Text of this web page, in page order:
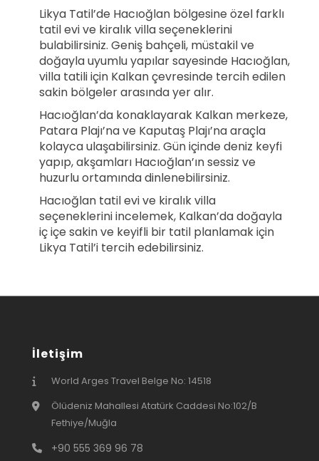
Likya Tatil’de Hacıoğlan bölgesine özel farklı
tatil evi ve kiralık villa seçeneklerini
bulabilirsiniz. Geniş bahçeli, müstakil ve
doğayla uyumlu yapılar sayesinde Hacıoğlan,
villa tatili için Kalkan çevresinde tercih edilen
sakin bölgeler arasında yer alır.
Hacıoğlan’da konaklayarak Kalkan merkeze,
Patara Plajı’na ve Kaputaş Plajı’na araçla
kolayca ulaşabilirsiniz. Gün içinde deniz keyfi
yapıp, akşamları Hacıoğlan’ın sessiz ve
huzurlu ortamında dinlenebilirsiniz.
Hacıoğlan tatil evi ve kiralık villa
seçeneklerini incelemek, Kalkan’da doğayla
iç içe sakin ve keyifli bir tatil planlamak için
Likya Tatil’i tercih edebilirsiniz.
İletişim
World Arges Travel Belge No: 14518
Ölüdeniz Mahallesi Atatürk Caddesi No:102/B
Fethiye/Muğla
+90 555 369 96 78